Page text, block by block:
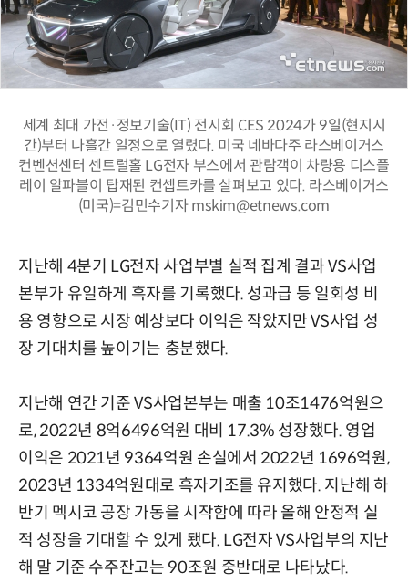
세계 최대 가전·정보기술(IT) 전시회 CES 2024가 9일(현지시
간)부터 나흘간 일정으로 열렸다. 미국 네바다주 라스베이거스
컨벤션센터 센트럴홀 LG전자 부스에서 관람객이 차량용 디스플
레이 알파블이 탑재된 컨셉트카를 살펴보고 있다. 라스베이거스
(미국)=김민수기자 mskim@etnews.com
지난해 4분기 LG전자 사업부별 실적 집계 결과 VS사업
본부가 유일하게 흑자를 기록했다. 성과급 등 일회성 비
용 영향으로 시장 예상보다 이익은 작았지만 VS사업 성
장 기대치를 높이기는 충분했다.
지난해 연간 기준 VS사업본부는 매출 10조1476억원으
로, 2022년 8억6496억원 대비 17.3% 성장했다. 영업
이익은 2021년 9364억원 손실에서 2022년 1696억원,
2023년 1334억원대로 흑자기조를 유지했다. 지난해 하
반기 멕시코 공장 가동을 시작함에 따라 올해 안정적 실
적 성장을 기대할 수 있게 됐다. LG전자 VS사업부의 지난
해 말 기준 수주잔고는 90조원 중반대로 나타났다.